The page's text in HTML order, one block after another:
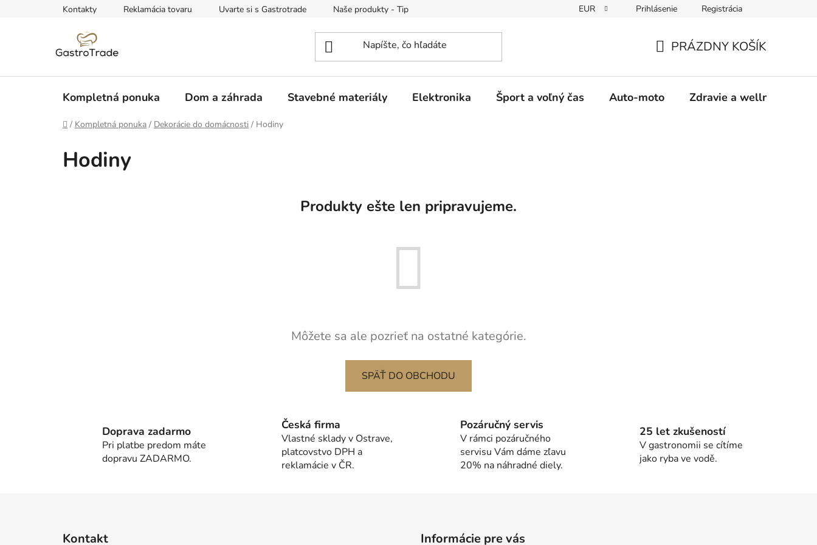
Kontakty Reklamácia tovaru Uvarte si s Gastrotrade Naše produkty - Tipy a triky Moja objednávka
EUR Prihlásenie Registrácia
KOŠÍK
PRÁZDNY KOŠÍK
Kompletná ponuka Dom a záhrada Stavebné materiály Elektronika Šport a voľný čas Auto-moto Zdravie a wellness
Domov
/ Kompletná ponuka / Dekorácie do domácnosti / Hodiny
Hodiny
Produkty ešte len pripravujeme.
Môžete sa ale pozrieť na ostatné kategórie.
SPÄŤ DO OBCHODU
Doprava zadarmo
Pri platbe predom máte
dopravu ZADARMO.
Česká firma
Vlastné sklady v Ostrave,
platcovstvo DPH a
reklamácie v ČR.
Pozáručný servis
V rámci pozáručného
servisu Vám dáme zľavu
20% na náhradné diely.
25 let zkušeností
V gastronomii se cítíme
jako ryba ve vodě.
Kontakt Informácie pre vás